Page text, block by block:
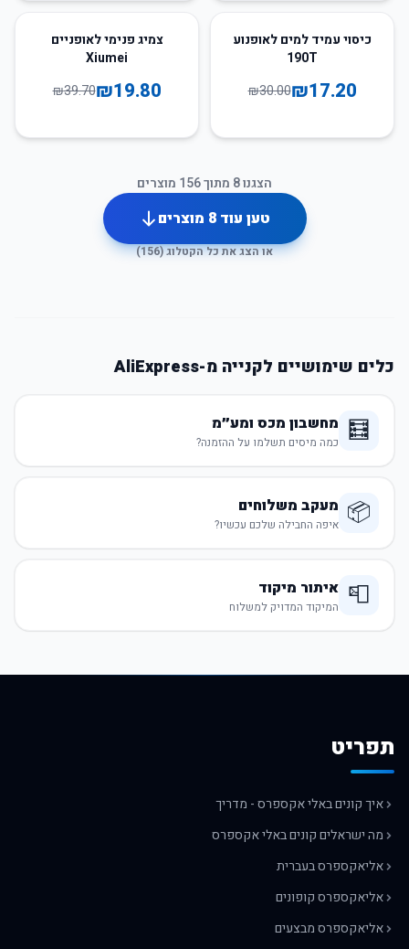
43
כיסוי עמיד למים לאופנוע
190T
₪17.20
₪30.00
50צמיג פנימי לאופניים
Xiumei
₪19.80
₪39.70
הצגנו8 מתוך156 מוצרים
טען עוד8 מוצרים
או הצג את כל הקטלוג (156
)
כלים שימושיים לקנייה מ-AliExpress
🧮 מחשבון מכס ומע״מ
כמה מיסים תשלמו על ההזמנה?
📦 מעקב משלוחים
איפה החבילה שלכם עכשיו?
📮 איתור מיקוד
המיקוד המדויק למשלוח
תפריט
איך קונים באלי אקספרס - מדריך
מה ישראלים קונים באלי אקספרס
אליאקספרס בעברית
אליאקספרס קופונים
אליאקספרס מבצעים